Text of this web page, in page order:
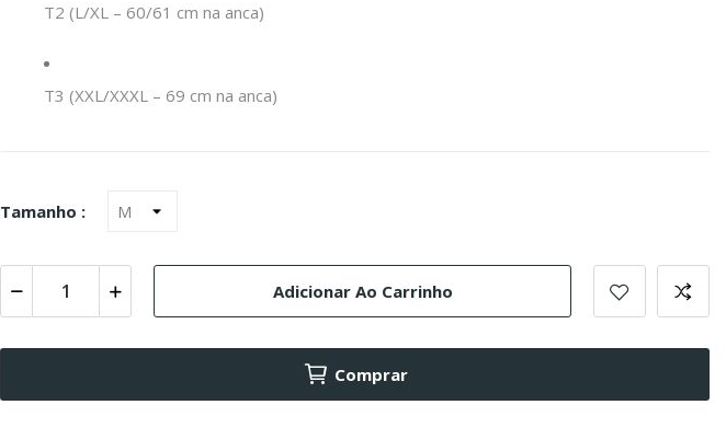
T2 (L/XL – 60/61 cm na anca)
T3 (XXL/XXXL – 69 cm na anca)
Tamanho :
Adicionar Ao Carrinho
Comprar